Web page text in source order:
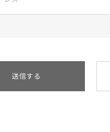
送信する